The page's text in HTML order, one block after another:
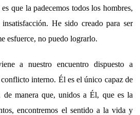
que la padecemos todos los hombres,
He sido creado para ser
esfuerce, no puedo lograrlo.
a nuestro encuentro dispuesto a
interno. Él es el único capaz de
de manera que, unidos a Él, que es la
encontremos el sentido a la vida y